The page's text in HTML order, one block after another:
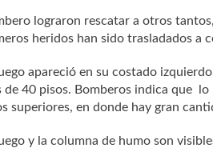
lograron rescatar a otros
heridos han sido trasladados a
apareció en su costado
de 40 pisos. Bomberos indica que
superiores, en donde hay gran
y la columna de humo son